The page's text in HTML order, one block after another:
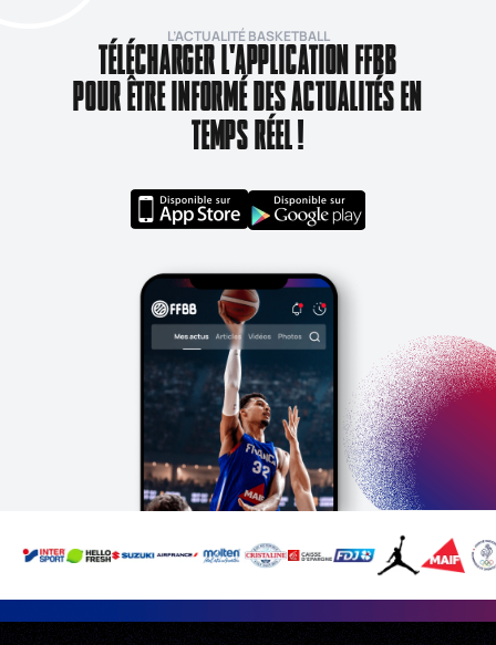
L’ACTUALITÉ BASKETBALL
TÉLÉCHARGER L'APPLICATION FFBB
POUR ÊTRE INFORMÉ DES ACTUALITÉS EN
TEMPS RÉEL !